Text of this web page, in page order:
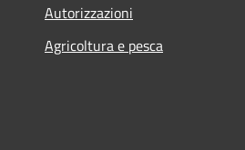
Autorizzazioni
Agricoltura e pesca